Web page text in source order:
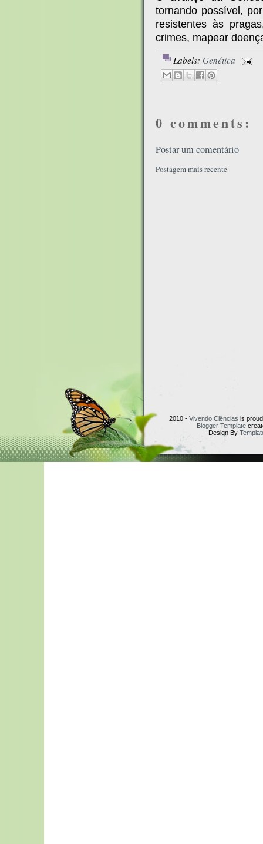
tornando possível,
resistentes às
crimes, mapear
Labels: Genética
0 comments:
Postar um comentário
Postagem mais recente
2010 -Vivendo Ciências is
Blogger Template
Design By